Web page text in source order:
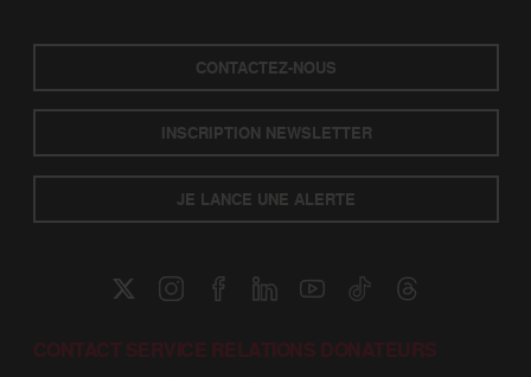
CONTACTEZ-NOUS
INSCRIPTION NEWSLETTER
JE LANCE UNE ALERTE
CONTACT SERVICE RELATIONS DONATEURS